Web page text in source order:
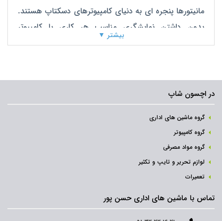
مانیتورها پنجره ای به دنیای کامپیوترهای دسکتاپ هستند.
بدون داشتن نمایشگری مناسب هر کاری با کامپیوتر
شخصی، کم‌فروغ و بی‌رنگ و لعاب به نظر می‌رسد، چه آن
سازندگان مانیتور به‌خوبی می‌دانند که تجربه کار با دسکتاپ
تا چه اندازه تحت تأثیر کیفیت، ابعاد و مشخصات مانیتورها
بیشتر ▼
در اچسون شاپ
گروه ماشین های اداری
گروه کامپیوتر
گروه مواد مصرفی
لوازم تحریر و تایپ و تکثیر
تعمیرات
تماس با ماشین های اداری حسن پور